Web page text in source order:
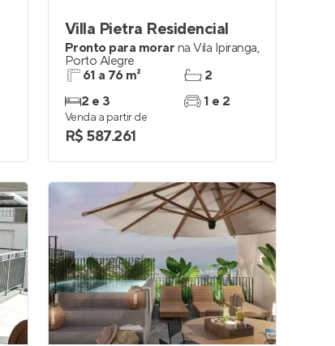
Villa Pietra Residencial
Pronto para morar na Vila Ipiranga,
Porto Alegre
61 a 76 m²
2 e 3
2
1 e 2
Venda a partir de
R$ 587.261